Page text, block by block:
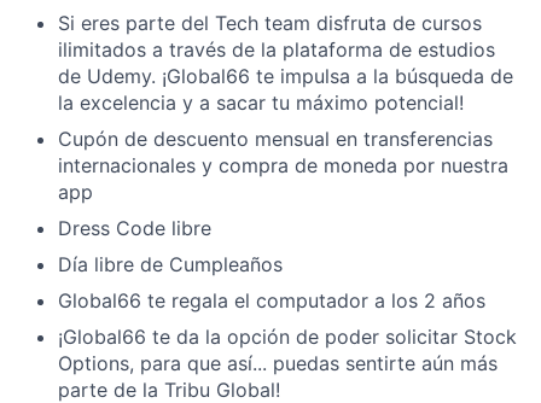
Si eres parte del Tech team disfruta de cursos
ilimitados a través de la plataforma de estudios
de Udemy. ¡Global66 te impulsa a la búsqueda de
la excelencia y a sacar tu máximo potencial!
Cupón de descuento mensual en transferencias
internacionales y compra de moneda por nuestra
app
Dress Code libre
Día libre de Cumpleaños
Global66 te regala el computador a los 2 años
¡Global66 te da la opción de poder solicitar Stock
Options, para que así... puedas sentirte aún más
parte de la Tribu Global!